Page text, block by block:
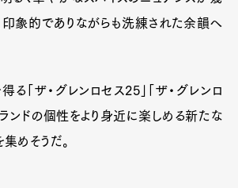
印象的でありながらも洗練された余韻へ
「ザ・グレンロセス25」「ザ・グレンロ
ンドの個性をより身近に楽しめる新たな
めそうだ。